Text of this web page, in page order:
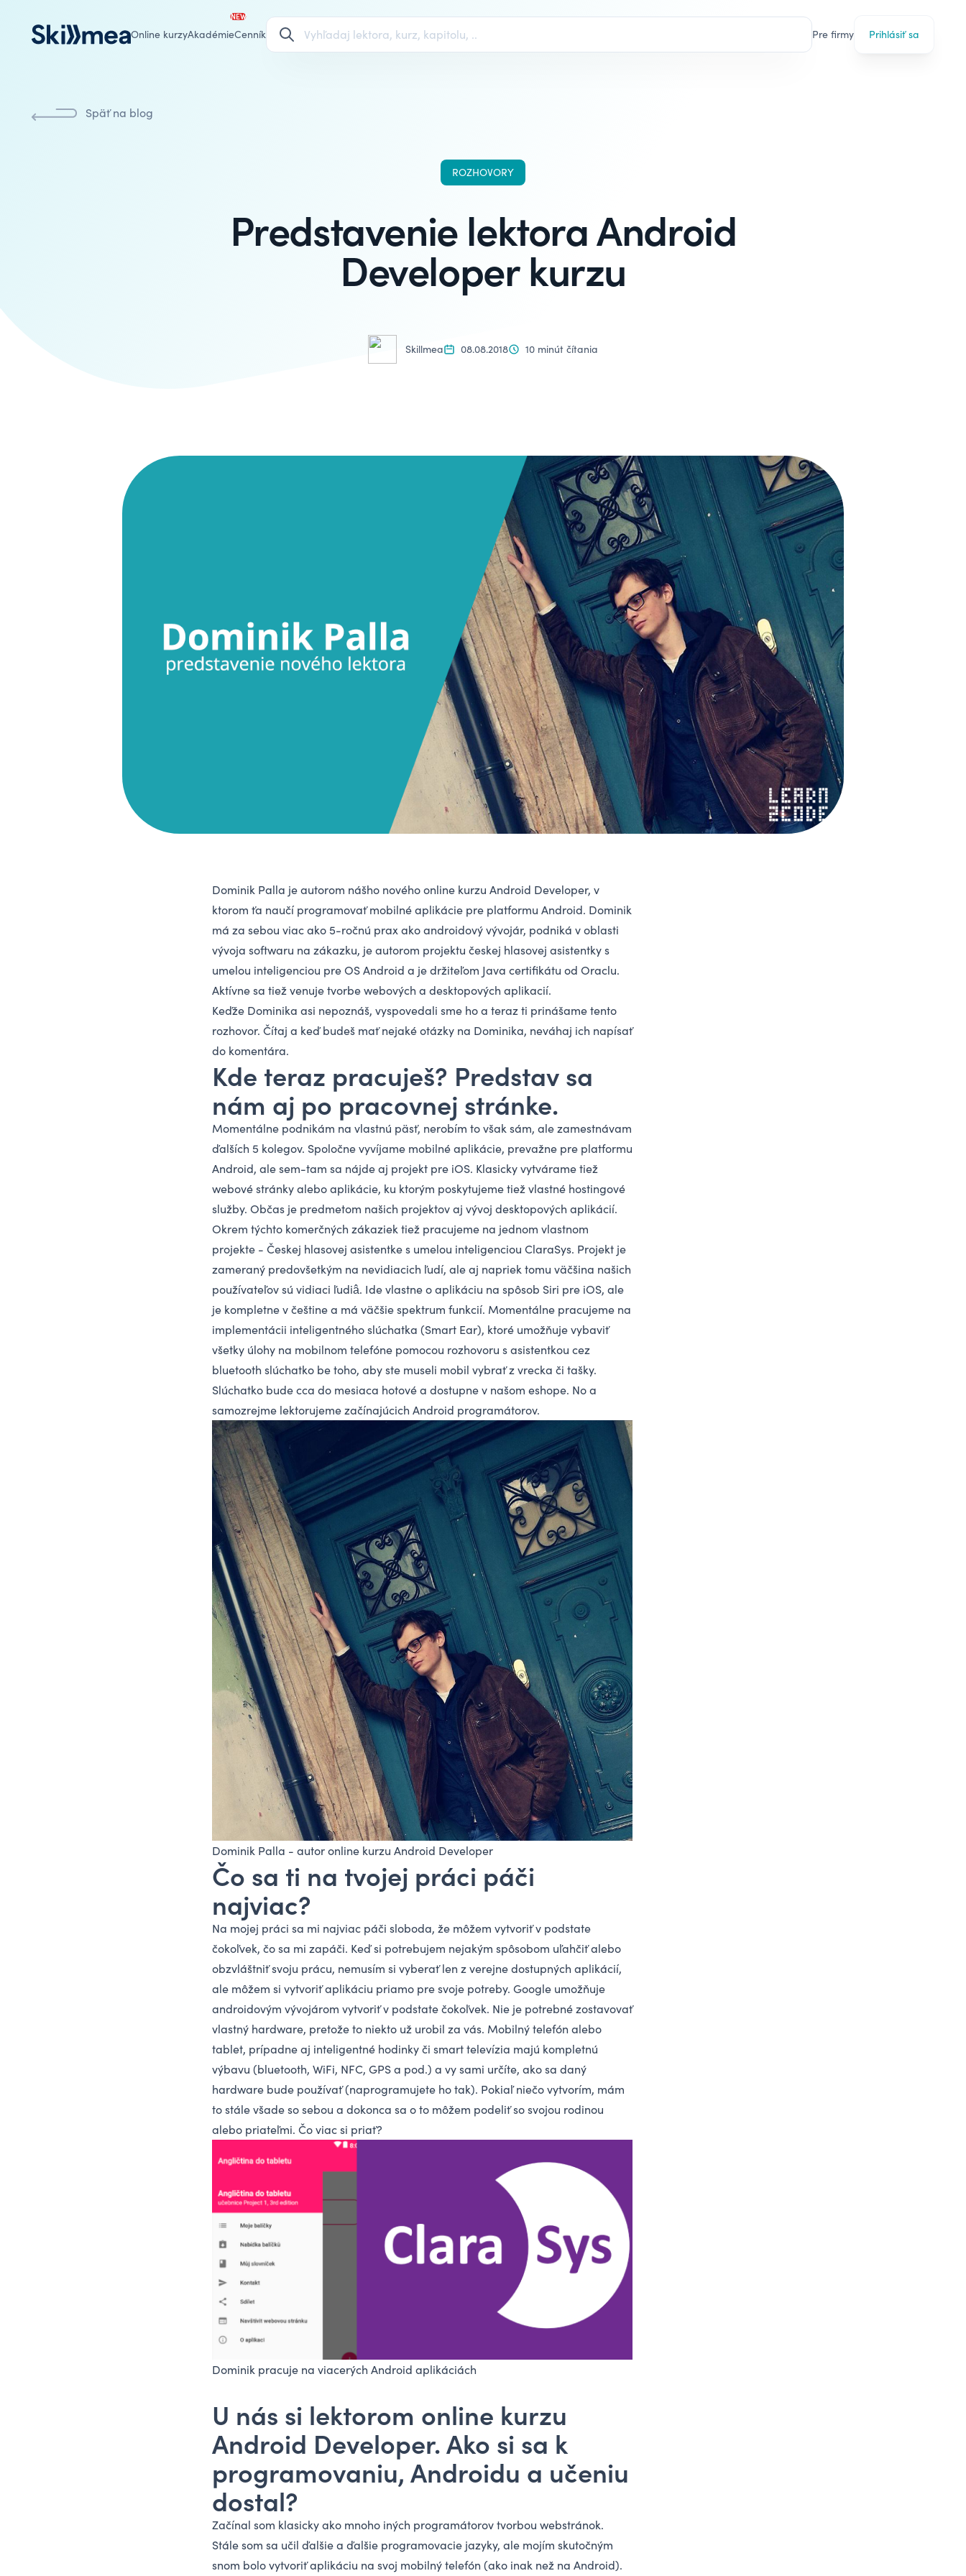
Online kurzyAkadémie
NEW
Cenník Pre firmy Prihlásiť sa
Späť na blog
ROZHOVORY
Predstavenie lektora Android
Developer kurzu
Skillmea 08.08.2018 10 minút čítania
Dominik Palla je autorom nášho nového online kurzu Android Developer, v
ktorom ťa naučí programovať mobilné aplikácie pre platformu Android. Dominik
má za sebou viac ako 5-ročnú prax ako androidový vývojár, podniká v oblasti
vývoja softwaru na zákazku, je autorom projektu českej hlasovej asistentky s
umelou inteligenciou pre OS Android a je držiteľom Java certifikátu od Oraclu.
Aktívne sa tiež venuje tvorbe webových a desktopových aplikacií.
Keďže Dominika asi nepoznáš, vyspovedali sme ho a teraz ti prinášame tento
rozhovor. Čítaj a keď budeš mať nejaké otázky na Dominika, neváhaj ich napísať
do komentára.
Kde teraz pracuješ? Predstav sa
nám aj po pracovnej stránke.
Momentálne podnikám na vlastnú päsť, nerobím to však sám, ale zamestnávam
ďalších 5 kolegov. Spoločne vyvíjame mobilné aplikácie, prevažne pre platformu
Android, ale sem-tam sa nájde aj projekt pre iOS. Klasicky vytvárame tiež
webové stránky alebo aplikácie, ku ktorým poskytujeme tiež vlastné hostingové
služby. Občas je predmetom našich projektov aj vývoj desktopových aplikácií.
Okrem týchto komerčných zákaziek tiež pracujeme na jednom vlastnom
projekte - Českej hlasovej asistentke s umelou inteligenciou ClaraSys. Projekt je
zameraný predovšetkým na nevidiacich ľudí, ale aj napriek tomu väčšina našich
používateľov sú vidiaci ľudiâ. Ide vlastne o aplikáciu na spôsob Siri pre iOS, ale
je kompletne v češtine a má väčšie spektrum funkcií. Momentálne pracujeme na
implementácii inteligentného slúchatka (Smart Ear), ktoré umožňuje vybaviť
všetky úlohy na mobilnom telefóne pomocou rozhovoru s asistentkou cez
bluetooth slúchatko be toho, aby ste museli mobil vybrať z vrecka či tašky.
Slúchatko bude cca do mesiaca hotové a dostupne v našom eshope. No a
samozrejme lektorujeme začínajúcich Android programátorov.
Dominik Palla - autor online kurzu Android Developer
Čo sa ti na tvojej práci páči
najviac?
Na mojej práci sa mi najviac páči sloboda, že môžem vytvoriť v podstate
čokoľvek, čo sa mi zapáči. Keď si potrebujem nejakým spôsobom uľahčiť alebo
obzvláštniť svoju prácu, nemusím si vyberať len z verejne dostupných aplikácií,
ale môžem si vytvoriť aplikáciu priamo pre svoje potreby. Google umožňuje
androidovým vývojárom vytvoriť v podstate čokoľvek. Nie je potrebné zostavovať
vlastný hardware, pretože to niekto už urobil za vás. Mobilný telefón alebo
tablet, prípadne aj inteligentné hodinky či smart televízia majú kompletnú
výbavu (bluetooth, WiFi, NFC, GPS a pod.) a vy sami určíte, ako sa daný
hardware bude používať (naprogramujete ho tak). Pokiaľ niečo vytvorím, mám
to stále všade so sebou a dokonca sa o to môžem podeliť so svojou rodinou
alebo priateľmi. Čo viac si priať?
Dominik pracuje na viacerých Android aplikáciách
U nás si lektorom online kurzu
Android Developer. Ako si sa k
programovaniu, Androidu a učeniu
dostal?
Začínal som klasicky ako mnoho iných programátorov tvorbou webstránok.
Stále som sa učil ďalšie a ďalšie programovacie jazyky, ale mojím skutočným
snom bolo vytvoriť aplikáciu na svoj mobilný telefón (ako inak než na Android).